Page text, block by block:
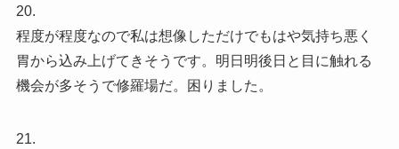
20.
程度が程度なので私は想像しただけでもはや気持ち悪く
胃から込み上げてきそうです。明日明後日と目に触れる
機会が多そうで修羅場だ。困りました。
21.